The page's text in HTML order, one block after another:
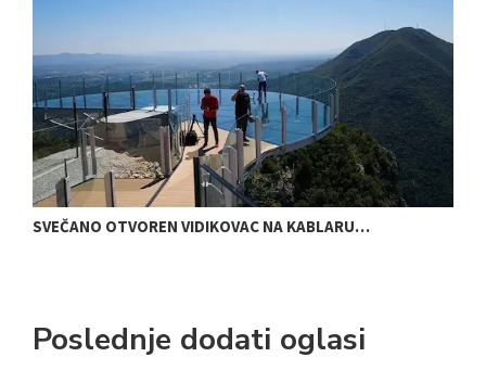
SVEČANO OTVOREN VIDIKOVAC NA KABLARU…
Poslednje dodati oglasi